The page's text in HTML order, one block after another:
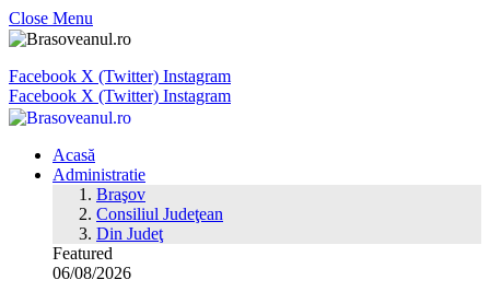
Close Menu
Facebook X (Twitter) Instagram
Facebook X (Twitter) Instagram
Acasă
Administratie
Braşov
Consiliul Judeţean
Din Judeţ
Featured
06/08/2026